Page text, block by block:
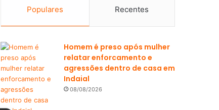
Populares Recentes
Homem é preso após mulher
relatar enforcamento e
agressões dentro de casa em
Indaial
08/08/2026